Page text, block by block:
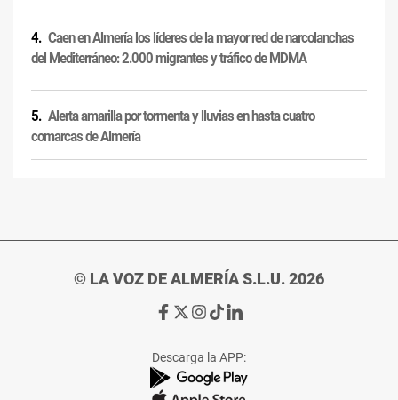
Caen en Almería los líderes de la mayor red de narcolanchas
del Mediterráneo: 2.000 migrantes y tráfico de MDMA
Alerta amarilla por tormenta y lluvias en hasta cuatro
comarcas de Almería
© LA VOZ DE ALMERÍA S.L.U. 2026
Ir
de
La
Ir
de
La
Ir
de
La
Ir
de
La
Ir
de
La
Descarga la APP: